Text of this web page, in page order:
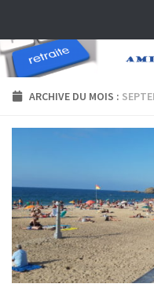
ARCHIVE DU MOIS :